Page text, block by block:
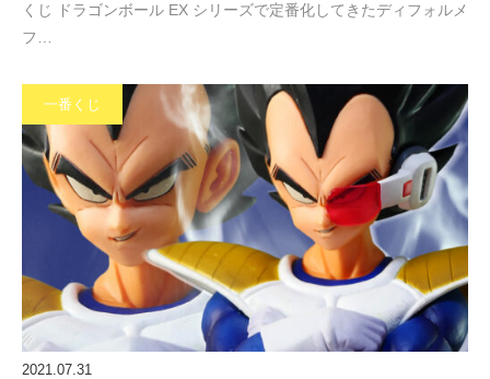
くじ ドラゴンボール EX シリーズで定番化してきたディフォルメ
フ…
一番くじ
2021.07.31